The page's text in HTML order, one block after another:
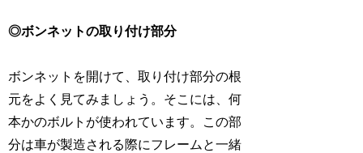
◎ボンネットの取り付け部分
ボンネットを開けて、取り付け部分の根
元をよく見てみましょう。そこには、何
本かのボルトが使われています。この部
分は車が製造される際にフレームと一緒